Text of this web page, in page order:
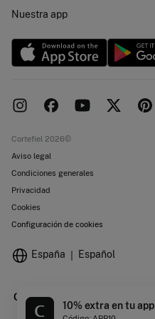
Trabaja con nosotros
Nuevas tiendas
Objetivos desarrollo sostenibilidad
Nuestra app
Cortefiel 2026©
Aviso legal
Condiciones generales
Privacidad
Cookies
Configuración de cookies
España Español
10% extra en tu app